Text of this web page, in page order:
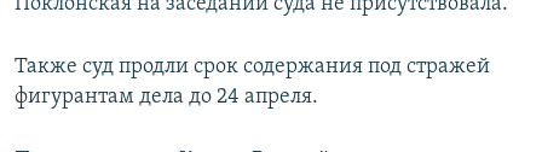
Поклонская на заседании суда не присутствовала.
Также суд продли срок содержания под стражей
фигурантам дела до 24 апреля.